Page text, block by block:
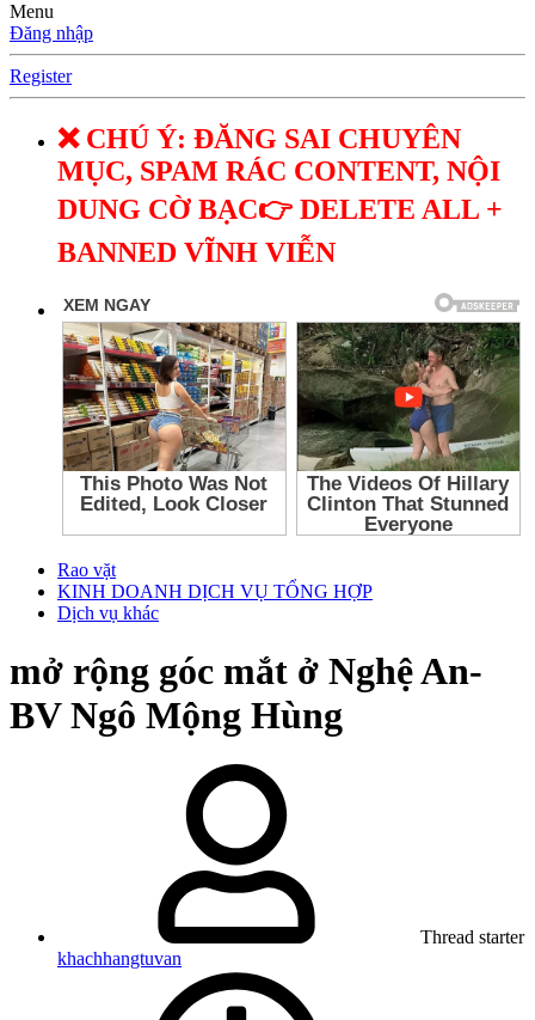
Menu
Đăng nhập
Register
❌ CHÚ Ý: ĐĂNG SAI CHUYÊN
MỤC, SPAM RÁC CONTENT, NỘI
DUNG CỜ BẠC👉 DELETE ALL +
BANNED VĨNH VIỄN
Rao vặt
KINH DOANH DỊCH VỤ TỔNG HỢP
Dịch vụ khác
mở rộng góc mắt ở Nghệ An-
BV Ngô Mộng Hùng
Thread starter
khachhangtuvan